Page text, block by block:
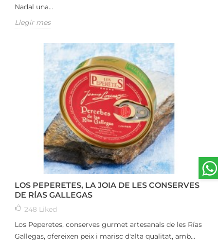
Nadal una...
Llegir mes
LOS PEPERETES, LA JOIA DE LES CONSERVES
DE RÍAS GALLEGAS
248 Liked
Los Peperetes, conserves gurmet artesanals de les Rías
Gallegas, ofereixen peix i marisc d'alta qualitat, amb...